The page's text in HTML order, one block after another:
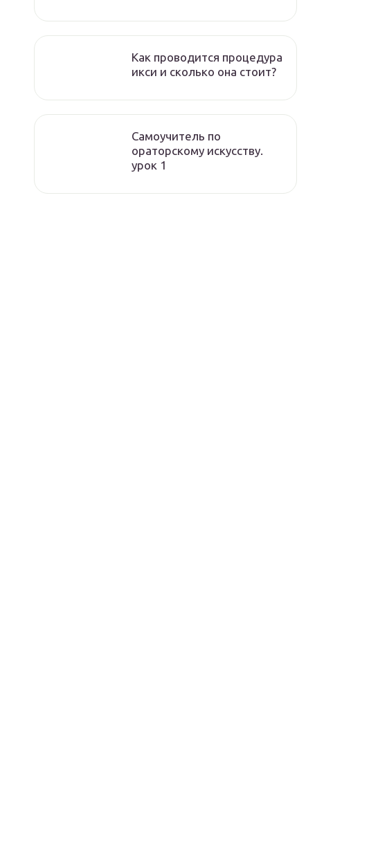
Как проводится процедура
икси и сколько она стоит?
Самоучитель по
ораторскому искусству.
урок 1